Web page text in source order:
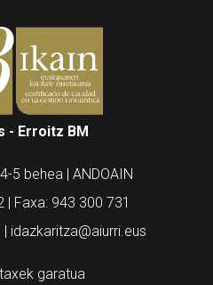
- Erroitz BM
5 behea | ANDOAIN
| Faxa: 943 300 731
idazkaritza@aiurri.eus
garatua